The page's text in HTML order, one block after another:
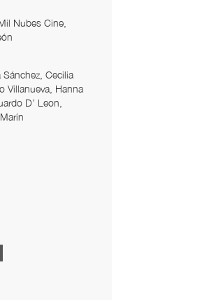
Nubes Cine,
Sánchez, Cecilia
Villanueva, Hanna
D’ Leon,